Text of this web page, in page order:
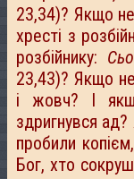
23,34)? Якщо
хресті з
розбійнику:
23,43)? Якщо
і жовч? І
здригнувся
пробили
Бог, хто